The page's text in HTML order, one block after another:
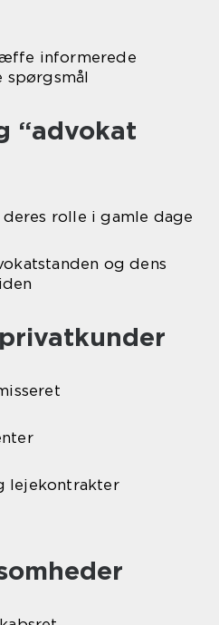
informerede
“advokat
rolle i gamle dage
og dens
lejekontrakter